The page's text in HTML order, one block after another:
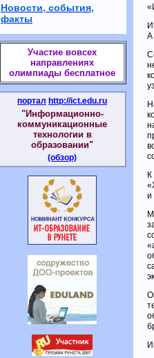
А
и
Новости, события,
факты
Участие вовсех
направлениях
олимпиады бесплатное
портал http://ict.edu.ru
"Информационно-
коммуникационные
технологии в
образовании"
(обзор)